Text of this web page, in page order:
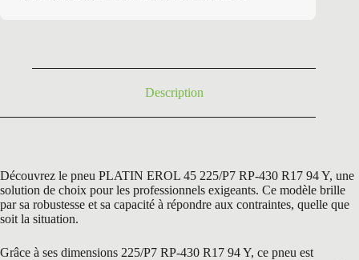
Description
Découvrez le pneu PLATIN EROL 45 225/P7 RP-430 R17 94 Y, une
solution de choix pour les professionnels exigeants. Ce modèle brille
par sa robustesse et sa capacité à répondre aux contraintes, quelle que
soit la situation.
Grâce à ses dimensions 225/P7 RP-430 R17 94 Y, ce pneu est